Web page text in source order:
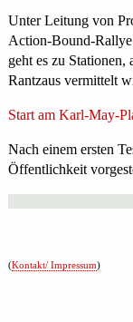
Unter Leitung von
Action-Bound-
geht es zu
Rantzaus vermittelt
Start am Karl-May-
Nach einem ersten
Öffentlichkeit
(Kontakt/ Impressum)